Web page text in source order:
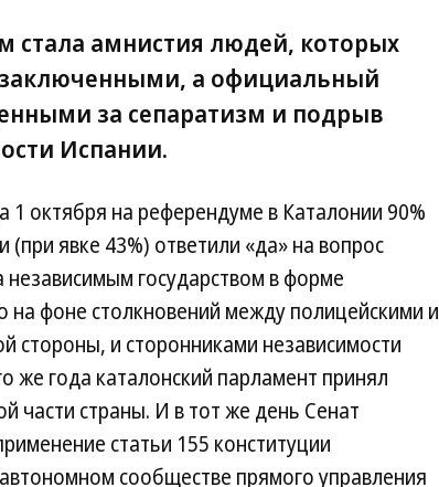
амнистия людей, которых
а официальный
за сепаратизм и подрыв
Испании.
1 октября на референдуме в Каталонии 90%
явке 43%) ответили «да» на вопрос
государством в форме
на фоне столкновений между полицейскими и
стороны, и сторонниками независимости
же года каталонский парламент принял
части страны. И в тот же день Сенат
статьи 155 конституции
сообществе прямого управления